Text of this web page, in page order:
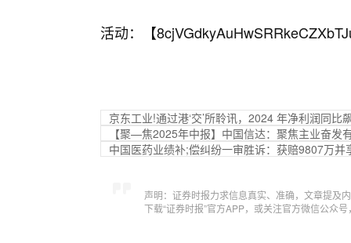
活动：【
京东工业!通过港‘交’所聆讯，2024 年净利润同比
【聚—焦2025年中报】中国信达：聚焦主业奋发
中国医药业绩补;偿纠纷一审胜诉：获赔9807万
声明：证券时报力求信息真实、准确，文章提及
下载“证券时报”官方APP，或关注官方微信公众